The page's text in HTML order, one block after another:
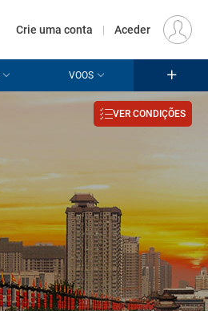
EUR
Crie uma conta | Aceder
VOOS
VER CONDIÇÕES